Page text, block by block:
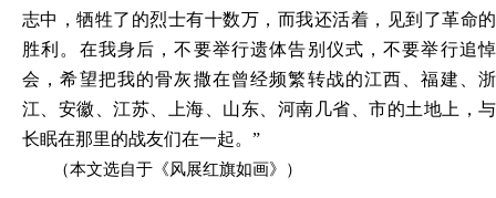
志中，牺牲了的烈士有十数万，而我还活着，见到了革命的
胜利。在我身后，不要举行遗体告别仪式，不要举行追悼
会，希望把我的骨灰撒在曾经频繁转战的江西、福建、浙
江、安徽、江苏、上海、山东、河南几省、市的土地上，与
长眠在那里的战友们在一起。”
（本文选自于《风展红旗如画》）